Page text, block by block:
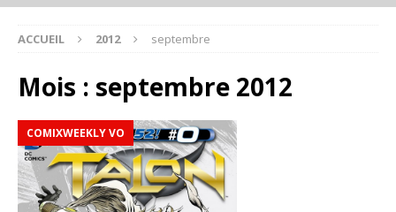
ACCUEIL 2012 septembre
Mois : septembre 2012
COMIXWEEKLY VO